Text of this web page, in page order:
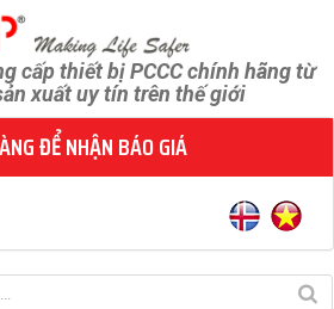
cấp thiết bị PCCC chính hãng từ
xuất uy tín trên thế giới
ĐỂ NHẬN BÁO GIÁ